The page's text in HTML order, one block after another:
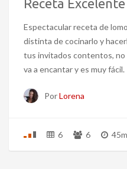
Receta
Espectacular receta de
distinta de cocinarlo y
tus invitados contentos,
va a encantar y es muy fácil.
PorLorena
6 6